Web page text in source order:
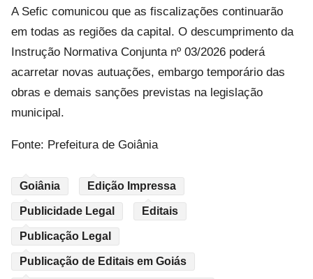
A Sefic comunicou que as fiscalizações continuarão
em todas as regiões da capital. O descumprimento da
Instrução Normativa Conjunta nº 03/2026 poderá
acarretar novas autuações, embargo temporário das
obras e demais sanções previstas na legislação
municipal.
Fonte: Prefeitura de Goiânia
Goiânia Edição Impressa
Publicidade Legal Editais
Publicação Legal
Publicação de Editais em Goiás